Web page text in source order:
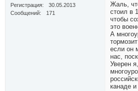
Регистрация
30.05.2013
Сообщений
171
Жаль,
стоил в
чтобы
это
А
если он
нас,
Уверен
канаде